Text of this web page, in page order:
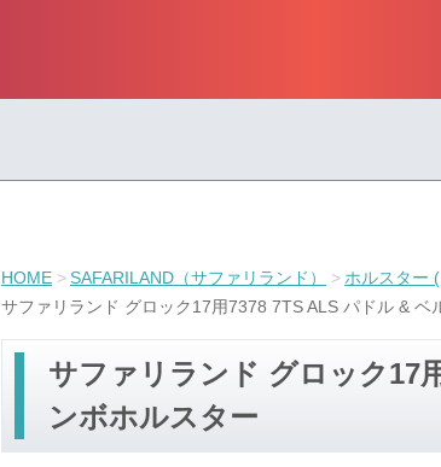
HOME SAFARILAND（サファリランド）
ホルスター
サファリランド グロック17用7378 7TS ALS パドル & ベ
サファリランド グロック17
ンボホルスター